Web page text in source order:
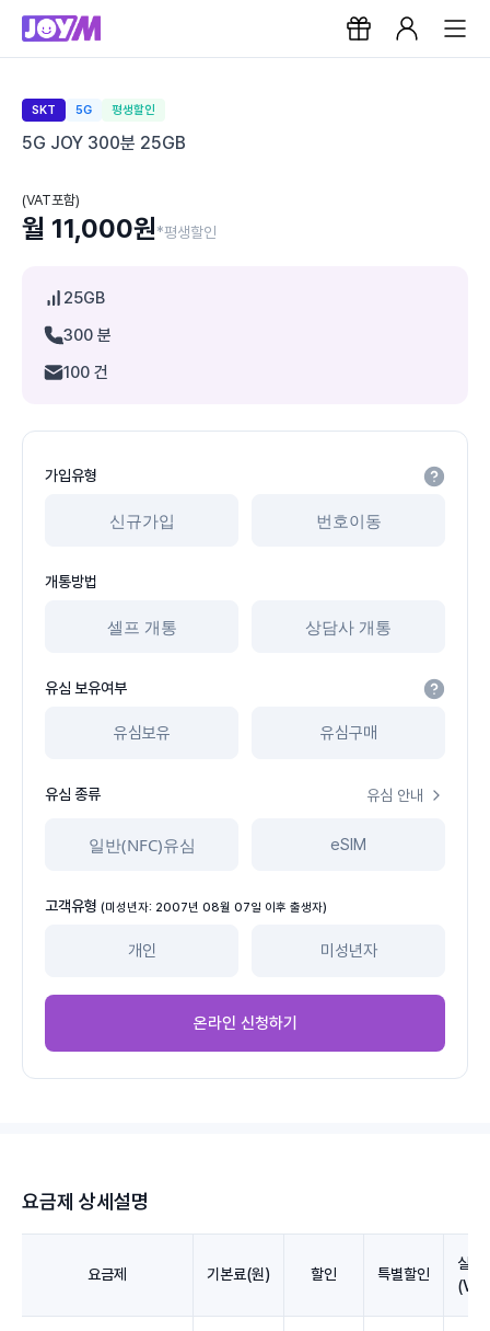
SKT 5G 평생할인
5G JOY 300분 25GB
(VAT포함)
월 11,000원*평생할인
25GB
300 분
100 건
가입유형
신규가입 번호이동
개통방법
셀프 개통 상담사 개통
유심 보유여부
유심보유 유심구매
유심 종류 유심 안내
일반(NFC)유심 eSIM
고객유형 (미성년자: 2007년 08월 07일 이후 출생자)
개인 미성년자
온라인 신청하기
요금제 상세설명
요금제 기본료(원) 할인 특별할인
실청